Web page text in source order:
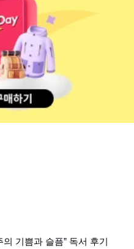
기쁨과 슬픔” 독서 후기